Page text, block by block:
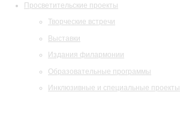
Просветительские проекты
Творческие встречи
Выставки
Издания филармонии
Образовательные программы
Инклюзивные и специальные проекты